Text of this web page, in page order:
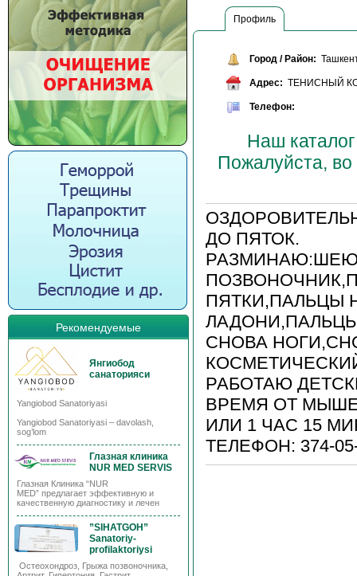
Рекомендуемые
Янгиобод
санаторияси
Yangiobod Sanatoriyasi
Yangiobod Sanatoriyasi – davolash,
sog’lom
Глазная клиника
NUR MED SERVIS
Глазная Клиника “NUR
MED” предлагает эффективную и
качественную диагностику и лечен
”SIHATGOH”
Sanatoriy-
profilaktoriysi
Остеохондроз, Грыжа позвоночника,
Профиль
Город / Район:
Адрес: ТЕНИСНЫЙ
Телефон:
Наш
Пожалуйста,
ДО ПЯТОК.
ПЯТКИ,ПАЛЬЦЫ
СНОВА
РАБОТАЮ
ВРЕМЯ ОТ
ИЛИ 1 ЧАС 15
ТЕЛЕФОН: 374-